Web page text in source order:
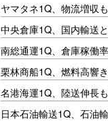
ヤマタネ1Q、物流増収
中央倉庫1Q、国内輸送
南総通運1Q、倉庫稼働
栗林商船1Q、燃料高響
名港海運1Q、陸送伸長
日本石油輸送1Q、石油